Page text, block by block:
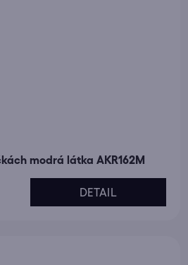
modrá látka AKR162M
DETAIL